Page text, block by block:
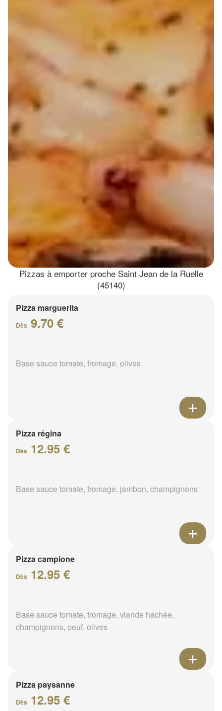
Pizzas à emporter proche Saint Jean de la Ruelle
(45140)
Pizza marguerita
Dès 9.70 €
Base sauce tomate, fromage, olives
Pizza régina
Dès 12.95 €
Base sauce tomate, fromage, jambon, champignons
Pizza campione
Dès 12.95 €
Base sauce tomate, fromage, viande hachée,
champignons, oeuf, olives
Pizza paysanne
Dès 12.95 €